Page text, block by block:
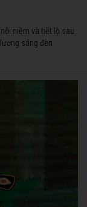
niềm và tiết lộ sau
sáng đèn